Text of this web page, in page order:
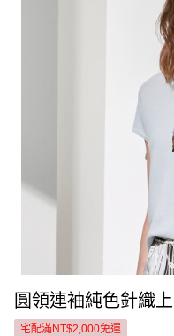
圓領連袖純色針織
宅配滿NT$2,000免運